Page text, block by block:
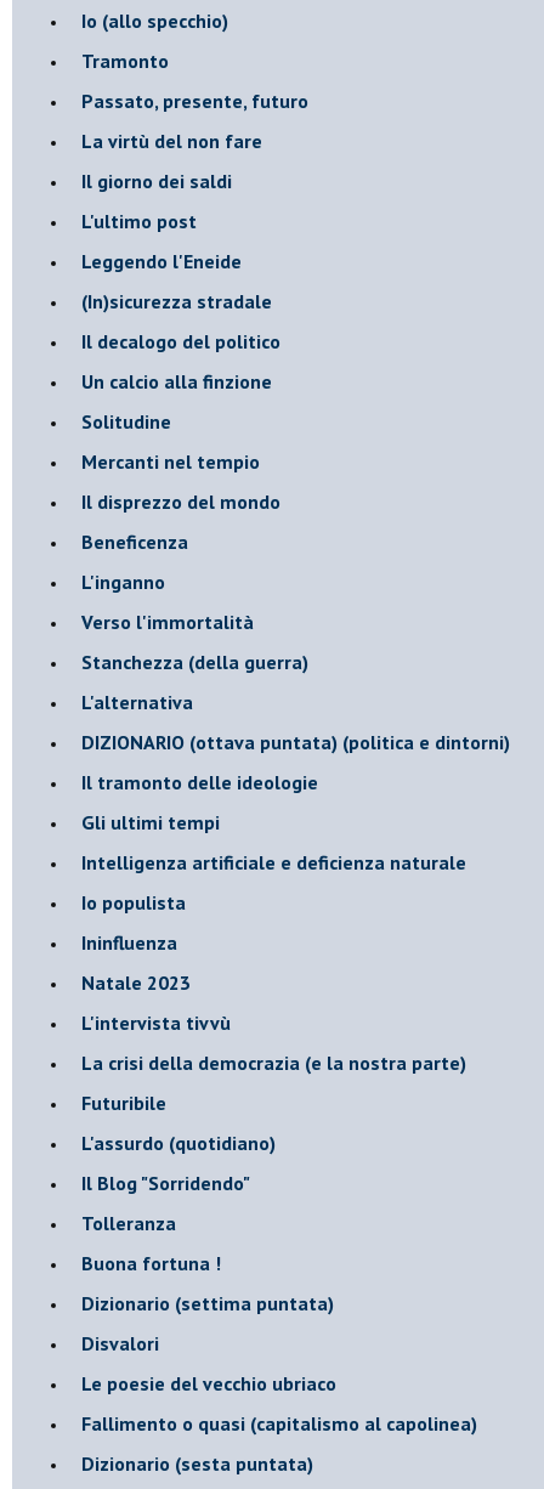
​Io (allo specchio)
Tramonto
Passato, presente, futuro
La virtù del non fare
Il giorno dei saldi
L'ultimo post
Leggendo l'Eneide
​(In)sicurezza stradale
Il decalogo del politico
Un calcio alla finzione
Solitudine
Mercanti nel tempio
Il disprezzo del mondo
Beneficenza
L'inganno
Verso l'immortalità
Stanchezza (della guerra)
L'alternativa
​DIZIONARIO (ottava puntata) (politica e dintorni)
Il tramonto delle ideologie
Gli ultimi tempi
Intelligenza artificiale e deficienza naturale
Io populista
Ininfluenza
Natale 2023
L'intervista tivvù
La crisi della democrazia (e la nostra parte)
Futuribile
L'assurdo (quotidiano)
Il Blog "Sorridendo"
Tolleranza
Buona fortuna !
​Dizionario (settima puntata)
Disvalori
Le poesie del vecchio ubriaco
Fallimento o quasi (capitalismo al capolinea)
Dizionario (sesta puntata)